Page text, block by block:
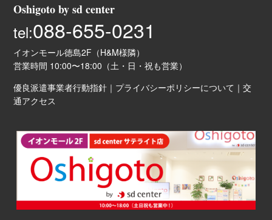
Oshigoto by sd center
tel:088-655-0231
イオンモール徳島2F（H&M様隣）
営業時間 10:00〜18:00（土・日・祝も営業）
優良派遣事業者行動指針 ｜ プライバシーポリシーについて ｜交
通アクセス